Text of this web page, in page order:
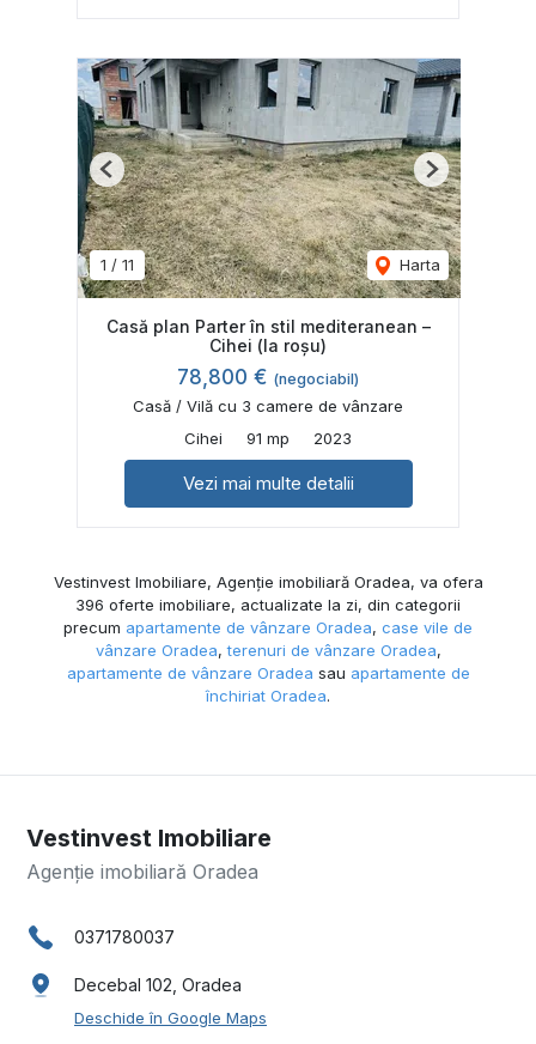
1 / 11 Harta
Previous Next
Casă plan Parter în stil mediteranean –
Cihei (la roșu)
78,800 € (negociabil)
Casă / Vilă cu 3 camere de vânzare
Cihei
91 mp 2023
Vezi mai multe detalii
Vestinvest Imobiliare, Agenție imobiliară Oradea, va ofera
396 oferte imobiliare, actualizate la zi, din categorii
precum apartamente de vânzare Oradea, case vile de
vânzare Oradea,terenuri de vânzare Oradea,
apartamente de vânzare Oradea sau apartamente de
închiriat Oradea.
Vestinvest Imobiliare
Agenție imobiliară Oradea
0371780037
Decebal 102, Oradea
Deschide în Google Maps